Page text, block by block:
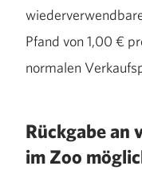
Pfand von 1,00 €
normalen
Rückgabe an
im Zoo